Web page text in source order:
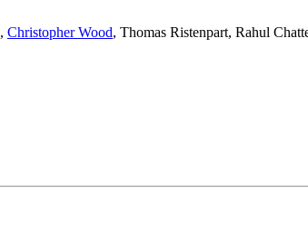
, Christopher Wood, Thomas Ristenpart, Rahul